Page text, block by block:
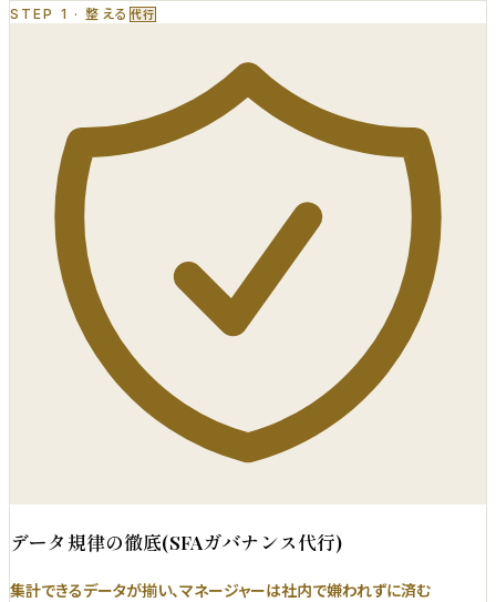
STEP 1 ·整える 代行
データ規律の徹底(SFAガバナンス代行)
集計できるデータが揃い、マネージャーは社内で嫌われずに済む